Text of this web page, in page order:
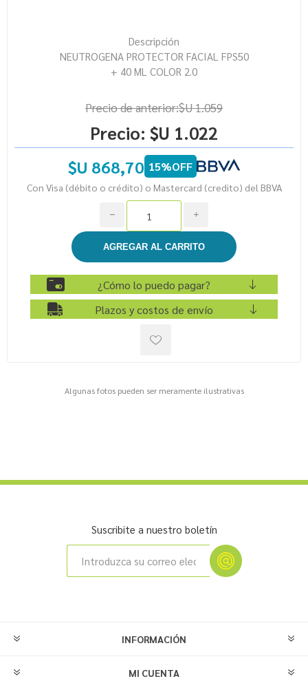
Descripción
NEUTROGENA PROTECTOR FACIAL FPS50
+ 40 ML COLOR 2.0
Precio de anterior:$U 1.059
Precio: $U 1.022
$U 868,70 15%OFF
Con Visa (débito o crédito) o Mastercard (credito) del BBVA
i
h
¿Cómo lo puedo pagar?
Plazos y costos de envío
Algunas fotos pueden ser meramente ilustrativas
Suscribite a nuestro boletín
INFORMACIÓN
MI CUENTA